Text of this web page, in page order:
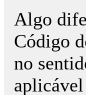
Algo
Código
no